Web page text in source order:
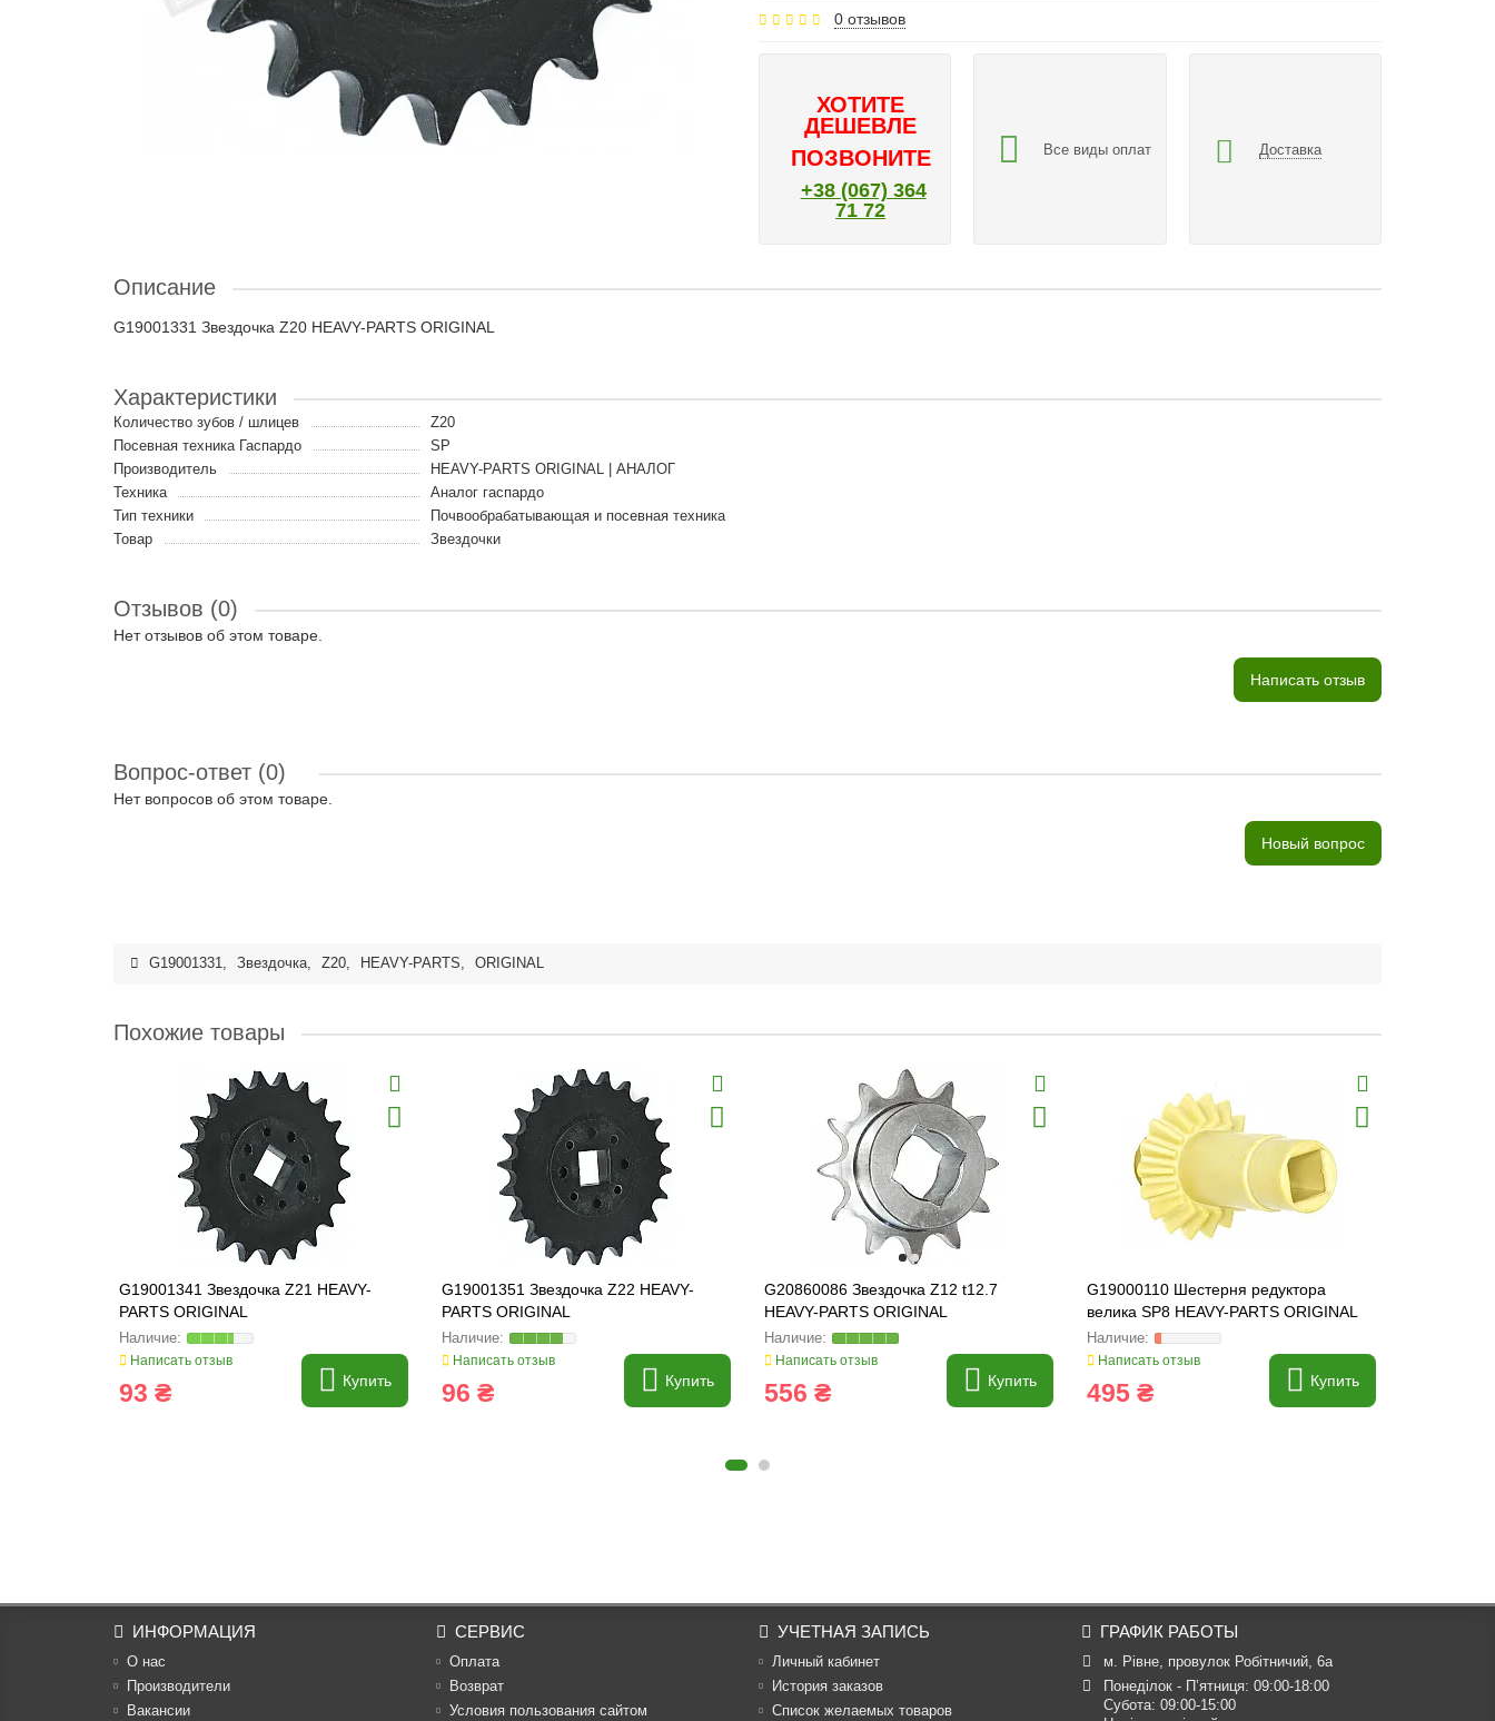
0 отзывов
ХОТИТЕ
ДЕШЕВЛЕ
ПОЗВОНИТЕ
+38 (067) 364
71 72
Все виды оплат Доставка
Описание
G19001331 Звездочка Z20 HEAVY-PARTS ORIGINAL
Характеристики
Количество зубов / шлицев
Z20
Посевная техника Гаспардо
SP
Производитель
HEAVY-PARTS ORIGINAL | АНАЛОГ
Техника
Аналог гаспардо
Тип техники
Почвообрабатывающая и посевная техника
Товар
Звездочки
Отзывов (0)
Нет отзывов об этом товаре.
Написать отзыв
Вопрос-ответ (0)
Нет вопросов об этом товаре.
Новый вопрос
G19001331, Звездочка, Z20, HEAVY-PARTS, ORIGINAL
Похожие товары
G19001341 Звездочка Z21 HEAVY-
PARTS ORIGINAL
Написать отзыв
93 ₴ Купить
G19001351 Звездочка Z22 HEAVY-
PARTS ORIGINAL
Написать отзыв
96 ₴ Купить
G20860086 Звездочка Z12 t12.7
HEAVY-PARTS ORIGINAL
Написать отзыв
556 ₴ Купить
G19000110 Шестерня редуктора
велика SP8 HEAVY-PARTS ORIGINAL
Написать отзыв
495 ₴ Купить
ИНФОРМАЦИЯ
О нас
Производители
Вакансии
СЕРВИС
Оплата
Возврат
Условия пользования сайтом
УЧЕТНАЯ ЗАПИСЬ
Личный кабинет
История заказов
Список желаемых товаров
ГРАФИК РАБОТЫ
м. Рівне, провулок Робітничий, 6а
Понеділок - П’ятниця: 09:00-18:00
Субота: 09:00-15:00